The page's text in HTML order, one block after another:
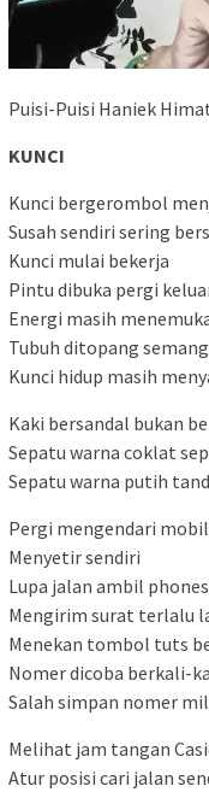
Puisi-Puisi Haniek
KUNCI
Kunci bergerombol
Susah sendiri sering
Kunci mulai bekerja
Pintu dibuka pergi
Energi masih
Tubuh ditopang
Kunci hidup masih
Kaki bersandal bukan
Sepatu warna coklat
Sepatu warna putih
Pergi mengendari mobil
Menyetir sendiri
Lupa jalan ambil
Mengirim surat terlalu
Menekan tombol tuts
Nomer dicoba berkali-
Salah simpan nomer
Melihat jam tangan
Atur posisi cari jalan